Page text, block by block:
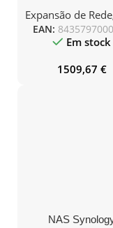
Bahías 3.5″- 2.5″/
DDR4/ 16TB/
Torre
Expansão de Rede
EAN:
Em stock
1509,67 €
NAS